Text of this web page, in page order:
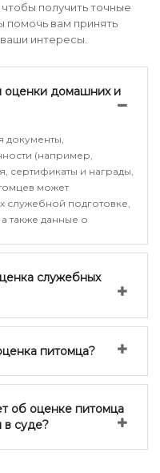
получить точные
помочь вам принять
интересы.
оценки домашних и
документы,
(например,
сертификаты и награды,
может
служебной подготовке,
также данные о
служебных
питомца?
об оценке питомца
в суде?